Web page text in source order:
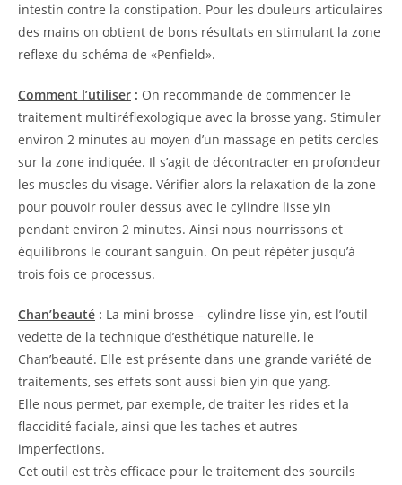
intestin contre la constipation. Pour les douleurs articulaires
des mains on obtient de bons résultats en stimulant la zone
reflexe du schéma de «Penfield».
Comment l’utiliser : On recommande de commencer le
traitement multiréflexologique avec la brosse yang. Stimuler
environ 2 minutes au moyen d’un massage en petits cercles
sur la zone indiquée. Il s’agit de décontracter en profondeur
les muscles du visage. Vérifier alors la relaxation de la zone
pour pouvoir rouler dessus avec le cylindre lisse yin
pendant environ 2 minutes. Ainsi nous nourrissons et
équilibrons le courant sanguin. On peut répéter jusqu’à
trois fois ce processus.
Chan’beauté : La mini brosse – cylindre lisse yin, est l’outil
vedette de la technique d’esthétique naturelle, le
Chan’beauté. Elle est présente dans une grande variété de
traitements, ses effets sont aussi bien yin que yang.
Elle nous permet, par exemple, de traiter les rides et la
flaccidité faciale, ainsi que les taches et autres
imperfections.
Cet outil est très efficace pour le traitement des sourcils